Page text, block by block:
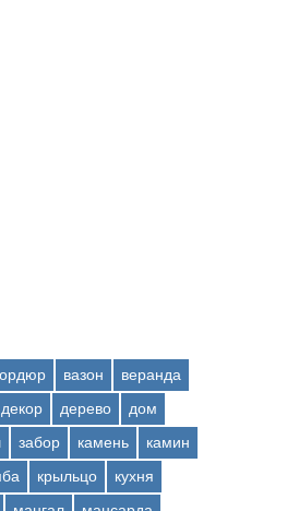
вазон
веранда
декор дерево
дом
забор камень
камин
крыльцо
кухня